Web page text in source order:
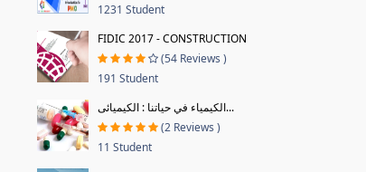
1231 Student
FIDIC 2017 - CONSTRUCTION
(54 Reviews )
191 Student
الكيمياء في حياتنا : الكيميائى...
(2 Reviews )
11 Student